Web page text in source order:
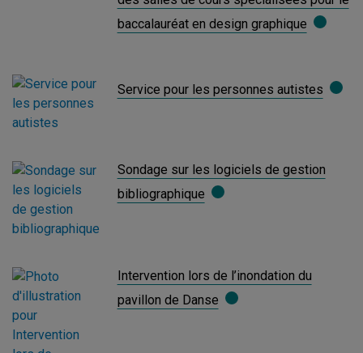
baccalauréat en design graphique
Service pour les personnes autistes
Sondage sur les logiciels de gestion
bibliographique
Intervention lors de l’inondation du
pavillon de Danse